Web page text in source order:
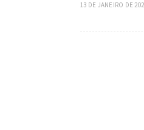
13 DE JANEIRO DE